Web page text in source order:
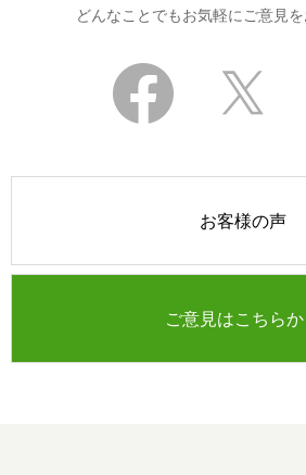
どんなことでもお気軽にご意見を
お客様の声
ご意見はこちら